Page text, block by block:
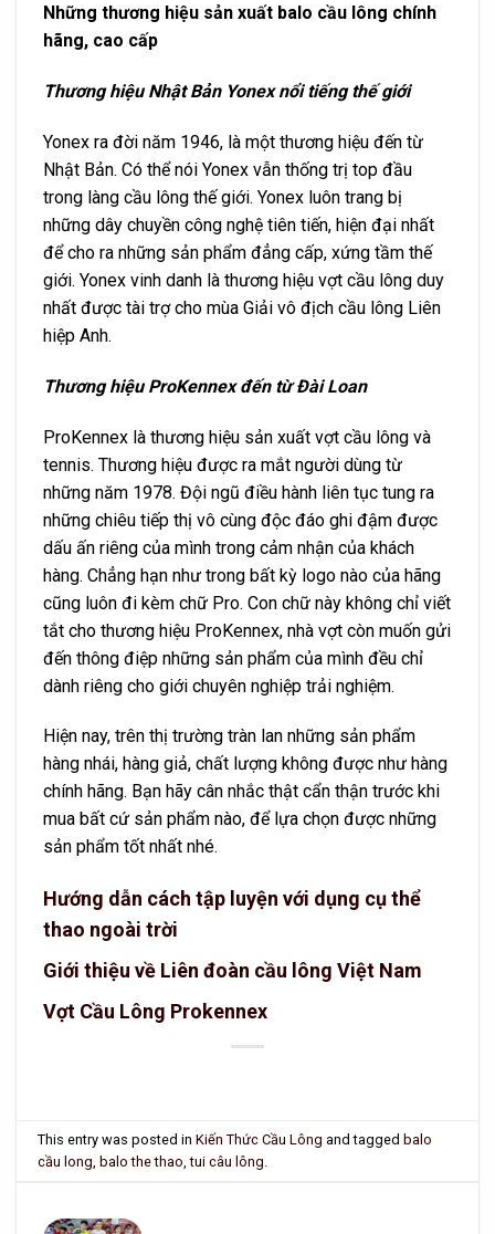
Những thương hiệu sản xuất balo cầu lông chính
hãng, cao cấp
Thương hiệu Nhật Bản Yonex nổi tiếng thế giới
Yonex ra đời năm 1946, là một thương hiệu đến từ
Nhật Bản. Có thể nói Yonex vẫn thống trị top đầu
trong làng cầu lông thế giới. Yonex luôn trang bị
những dây chuyền công nghệ tiên tiến, hiện đại nhất
để cho ra những sản phẩm đẳng cấp, xứng tầm thế
giới. Yonex vinh danh là thương hiệu vợt cầu lông duy
nhất được tài trợ cho mùa Giải vô địch cầu lông Liên
hiệp Anh.
Thương hiệu ProKennex đến từ Đài Loan
ProKennex là thương hiệu sản xuất vợt cầu lông và
tennis. Thương hiệu được ra mắt người dùng từ
những năm 1978. Đội ngũ điều hành liên tục tung ra
những chiêu tiếp thị vô cùng độc đáo ghi đậm được
dấu ấn riêng của mình trong cảm nhận của khách
hàng. Chẳng hạn như trong bất kỳ logo nào của hãng
cũng luôn đi kèm chữ Pro. Con chữ này không chỉ viết
tắt cho thương hiệu ProKennex, nhà vợt còn muốn gửi
đến thông điệp những sản phẩm của mình đều chỉ
dành riêng cho giới chuyên nghiệp trải nghiệm.
Hiện nay, trên thị trường tràn lan những sản phẩm
hàng nhái, hàng giả, chất lượng không được như hàng
chính hãng. Bạn hãy cân nhắc thật cẩn thận trước khi
mua bất cứ sản phẩm nào, để lựa chọn được những
sản phẩm tốt nhất nhé.
Hướng dẫn cách tập luyện với dụng cụ thể
thao ngoài trời
Giới thiệu về Liên đoàn cầu lông Việt Nam
Vợt Cầu Lông Prokennex
This entry was posted inKiến Thức Cầu Lông and taggedbalo
cầu long ,balo the thao ,tui câu lông